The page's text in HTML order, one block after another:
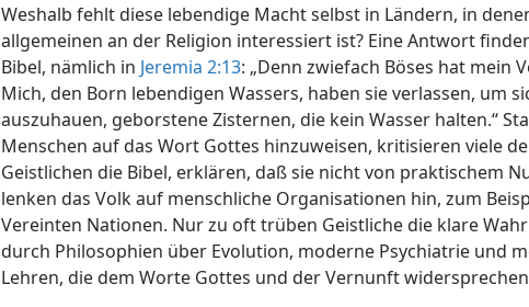
Weshalb fehlt diese lebendige Macht selbst in Ländern, in
allgemeinen an der Religion interessiert ist? Eine Antwort
Bibel, nämlich in Jeremia 2:13: „Denn zwiefach Böses hat mein
Mich, den Born lebendigen Wassers, haben sie verlassen, um
auszuhauen, geborstene Zisternen, die kein Wasser halten.“
Menschen auf das Wort Gottes hinzuweisen, kritisieren viele
Geistlichen die Bibel, erklären, daß sie nicht von praktischem
lenken das Volk auf menschliche Organisationen hin, zum
Vereinten Nationen. Nur zu oft trüben Geistliche die klare
durch Philosophien über Evolution, moderne Psychiatrie und
Lehren, die dem Worte Gottes und der Vernunft